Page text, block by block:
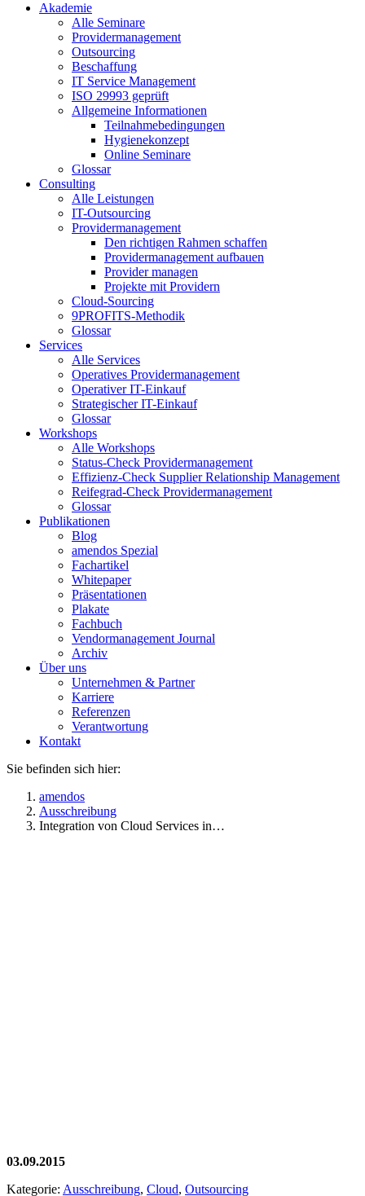
Akademie
Alle Seminare
Providermanagement
Outsourcing
Beschaffung
IT Service Management
ISO 29993 geprüft
Allgemeine Informationen
Teilnahmebedingungen
Hygienekonzept
Online Seminare
Glossar
Consulting
Alle Leistungen
IT-Outsourcing
Providermanagement
Den richtigen Rahmen schaffen
Providermanagement aufbauen
Provider managen
Projekte mit Providern
Cloud-Sourcing
9PROFITS-Methodik
Glossar
Services
Alle Services
Operatives Providermanagement
Operativer IT-Einkauf
Strategischer IT-Einkauf
Glossar
Workshops
Alle Workshops
Status-Check Providermanagement
Effizienz-Check Supplier Relationship Management
Reifegrad-Check Providermanagement
Glossar
Publikationen
Blog
amendos Spezial
Fachartikel
Whitepaper
Präsentationen
Plakate
Fachbuch
Vendormanagement Journal
Archiv
Über uns
Unternehmen & Partner
Karriere
Referenzen
Verantwortung
Kontakt
Sie befinden sich hier:
amendos
Ausschreibung
Integration von Cloud Services in…
03.09.2015
Kategorie: Ausschreibung, Cloud, Outsourcing